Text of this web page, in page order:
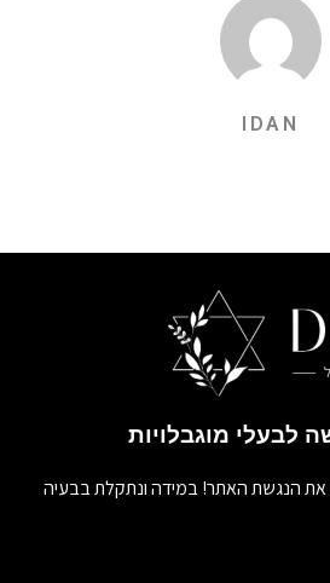
IDAN
לבעלי מוגבלויות
הנגשת האתר! במידה ונתקלת בבעיה